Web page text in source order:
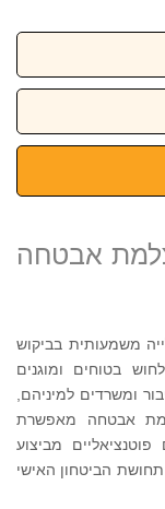
אבטחה
משמעותית בביקוש
בטוחים ומוגנים
ומשרדים למיניהם,
אבטחה מאפשרת
מביצוע
הביטחון האישי